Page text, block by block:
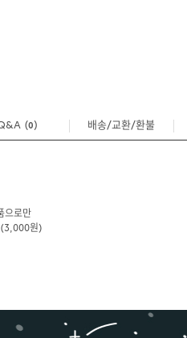
(0) 배송/교환/환불
으로만
(3,000원)